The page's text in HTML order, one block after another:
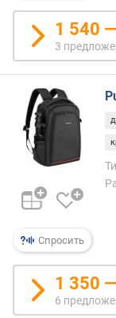
1 540
3
Спросить
1 350
6